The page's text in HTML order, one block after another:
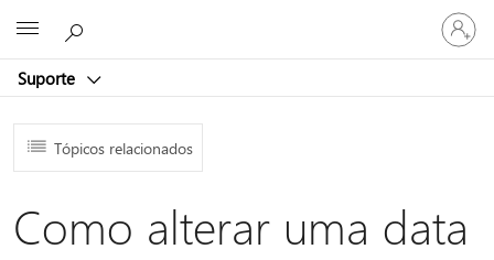
Suporte
Entre
em
sua
Tópicos relacionados
Como alterar uma data